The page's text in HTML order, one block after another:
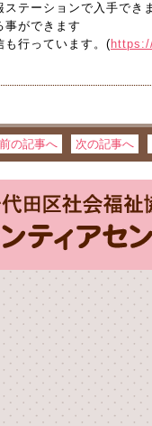
テーションで入手でき
ができます
行っています。(
前の記事へ 次の記事へ